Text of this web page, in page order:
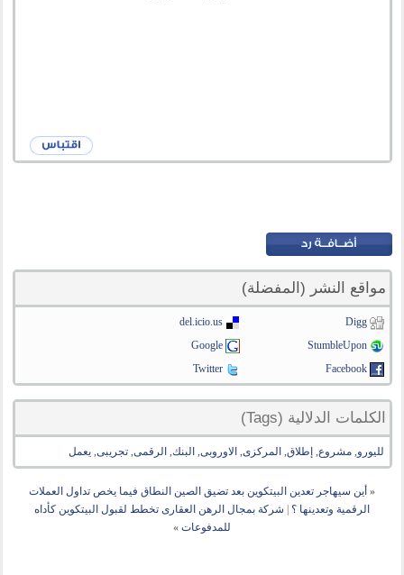
مواقع النشر (المفضلة)
Digg
del.icio.us
StumbleUpon
Google
Facebook
Twitter
الكلمات الدلالية (Tags)
لليورو,مشروع, إطلاق, المركزى, الاوروبى, البنك, الرقمى,تجريبى,يعمل
« أين سيهاجر تعدين البيتكوين بعد تضيق الصين النطاق فيما يخص تداول العملات
الرقمية وتعدينها ؟
شركة بمجال الرهن العقارى تخطط لقبول البيتكوين كأداه
للمدفوعات »